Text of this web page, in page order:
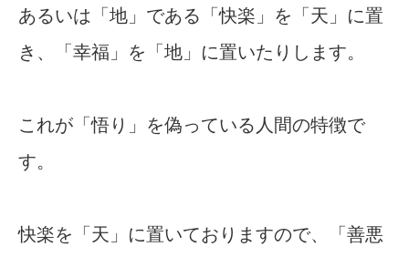
あるいは「地」である「快楽」を「天」に置
き、「幸福」を「地」に置いたりします。
これが「悟り」を偽っている人間の特徴で
す。
快楽を「天」に置いておりますので、「善悪